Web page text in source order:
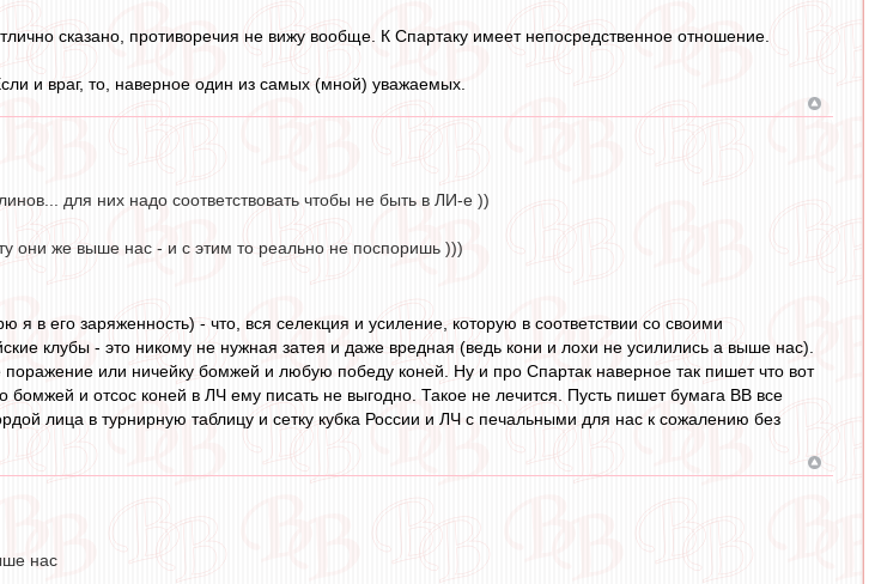
сказано, противоречия не вижу вообще. К Спартаку имеет непосредственное отношение.
и враг, то, наверное один из самых (мной) уважаемых.
для них надо соответствовать чтобы не быть в ЛИ-е ))
они же выше нас - и с этим то реально не поспоришь )))
я в его заряженность) - что, вся селекция и усиление, которую в соответствии со своими
клубы - это никому не нужная затея и даже вредная (ведь кони и лохи не усилились а выше нас).
поражение или ничейку бомжей и любую победу коней. Ну и про Спартак наверное так пишет что вот
и отсос коней в ЛЧ ему писать не выгодно. Такое не лечится. Пусть пишет бумага ВВ все
лица в турнирную таблицу и сетку кубка России и ЛЧ с печальными для нас к сожалению без
нас